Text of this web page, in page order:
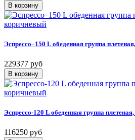
Эспрессо–150 L обеденная группа
229377 руб
Эспрессо-120 L обеденная группа
116250 руб